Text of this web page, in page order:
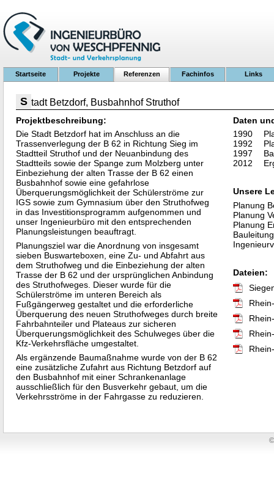
Startseite Projekte Referenzen Fachinfos Links
S tadt Betzdorf, Busbahnhof Struthof
Projektbeschreibung:
Daten
Die Stadt Betzdorf hat im Anschluss an die
Trassenverlegung der B 62 in Richtung Sieg im
Stadtteil Struthof und der Neuanbindung des
Stadtteils sowie der Spange zum Molzberg unter
Einbeziehung der alten Trasse der B 62 einen
Busbahnhof sowie eine gefahrlose
Überquerungsmöglichkeit der Schülerströme zur
IGS sowie zum Gymnasium über den Struthofweg
in das Investitionsprogramm aufgenommen und
unser Ingenieurbüro mit den entsprechenden
Planungsleistungen beauftragt.
Planungsziel war die Anordnung von insgesamt
sieben Buswarteboxen, eine Zu- und Abfahrt aus
dem Struthofweg und die Einbeziehung der alten
Trasse der B 62 und der ursprünglichen Anbindung
des Struthofweges. Dieser wurde für die
Schülerströme im unteren Bereich als
Fußgängerweg gestaltet und die erforderliche
Überquerung des neuen Struthofweges durch breite
Fahrbahnteiler und Plateaus zur sicheren
Überquerungsmöglichkeit des Schulweges über die
Kfz-Verkehrsfläche umgestaltet.
Als ergänzende Baumaßnahme wurde von der B 62
eine zusätzliche Zufahrt aus Richtung Betzdorf auf
den Busbahnhof mit einer Schrankenanlage
ausschließlich für den Busverkehr gebaut, um die
Verkehrsströme in der Fahrgasse zu reduzieren.
1990
1992
1997
2012
Unsere
Planung
Planung
Planung
Bauleitung
Dateien: